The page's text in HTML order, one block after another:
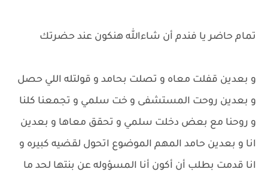
تمام حاضر يا فندم أن شاءالله هنكون عند حضرتك
و بعدين قفلت معاه و تصلت بحامد و قولتله اللي حصل
و بعدين روحت المستشفى و خت سلمي و تجمعنا كلنا
و روحنا مع بعض دخلت سلمي و تحقق معاها و بعدين
انا و بعدين حامد المهم الموضوع اتحول لقضيه كبيره و
انا قدمت بطلب أن أكون أنا المسؤوله عن بنتها لحد ما